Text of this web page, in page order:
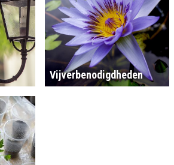
Vijverbenodigdheden